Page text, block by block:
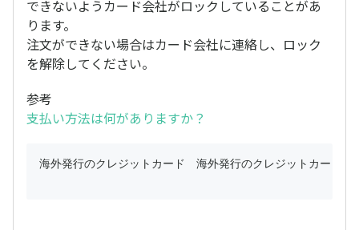
できないようカード会社がロックしていることがあ
ります。
注文ができない場合はカード会社に連絡し、ロック
を解除してください。
参考
支払い方法は何がありますか？
海外発行のクレジットカード　海外発行のクレジットカード